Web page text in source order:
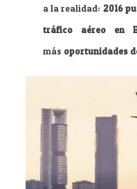
a la realidad: 2016
tráfico aéreo en
más oportunidades